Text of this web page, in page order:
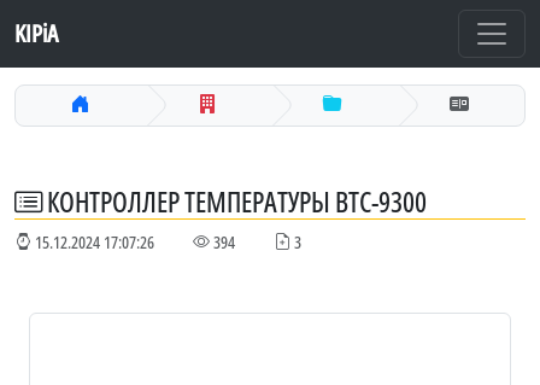
KIPiA
КОНТРОЛЛЕР ТЕМПЕРАТУРЫ BTC-9300
15.12.2024 17:07:26 394 3